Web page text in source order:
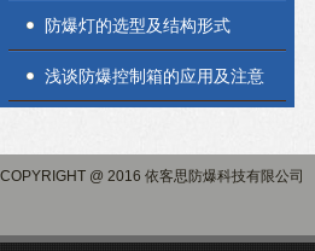
防爆灯的选型及结构形式
浅谈防爆控制箱的应用及注意
COPYRIGHT @ 2016 依客思防爆科技有限公司